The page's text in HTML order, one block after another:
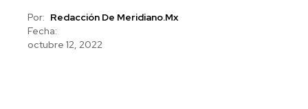
Por: Redacción De Meridiano.mx
Fecha:
octubre 12, 2022